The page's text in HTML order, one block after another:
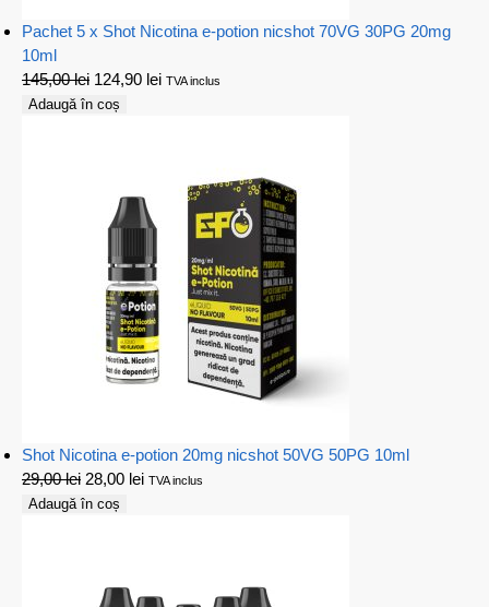
Pachet 5 x Shot Nicotina e-potion nicshot 70VG 30PG 20mg
10ml
145,00lei 124,90 lei TVA inclus
Adaugă în coș
Shot Nicotina e-potion 20mg nicshot 50VG 50PG 10ml
29,00lei 28,00 lei TVA inclus
Adaugă în coș